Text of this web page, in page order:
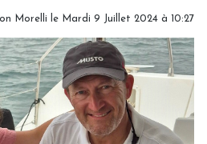
Morelli le Mardi 9 Juillet 2024 à 10:27